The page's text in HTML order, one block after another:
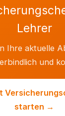
Lehrer
Ihre aktuelle
und
starten →